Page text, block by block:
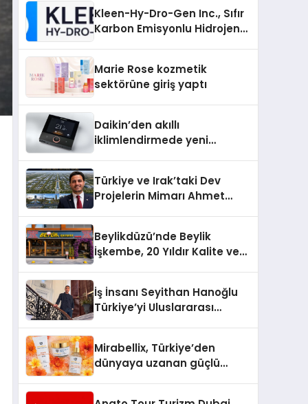
Kleen-Hy-Dro-Gen Inc., Sıfır
Karbon Emisyonlu Hidrojen
Aldı
Marie Rose kozmetik
sektörüne giriş yaptı
Daikin’den akıllı
iklimlendirmede yeni
Türkiye ve Irak’taki Dev
Projelerin Mimarı Ahmet
Holding Industrial City”
Projesini Hayata Geçirecek
Beylikdüzü’nde Beylik
İşkembe, 20 Yıldır Kalite ve
İş İnsanı Seyithan Hanoğlu
Türkiye’yi Uluslararası
Mirabellix, Türkiye’den
dünyaya uzanan güçlü